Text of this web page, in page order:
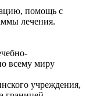
помощь с
лечения.
всему миру
учреждения,